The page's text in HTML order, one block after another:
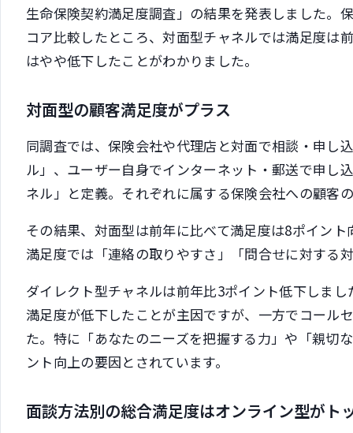
生命保険契約満足度調査」の結果を発表しました。
コア比較したところ、対面型チャネルでは満足度は
はやや低下したことがわかりました。
対面型の顧客満足度がプラス
同調査では、保険会社や代理店と対面で相談・申し
ル」、ユーザー自身でインターネット・郵送で申し
ネル」と定義。それぞれに属する保険会社への顧客
その結果、対面型は前年に比べて満足度は8ポイン
満足度では「連絡の取りやすさ」「問合せに対する
ダイレクト型チャネルは前年比3ポイント低下しま
満足度が低下したことが主因ですが、一方でコール
た。特に「あなたのニーズを把握する力」や「親切
ント向上の要因とされています。
面談方法別の総合満足度はオンライン型がト